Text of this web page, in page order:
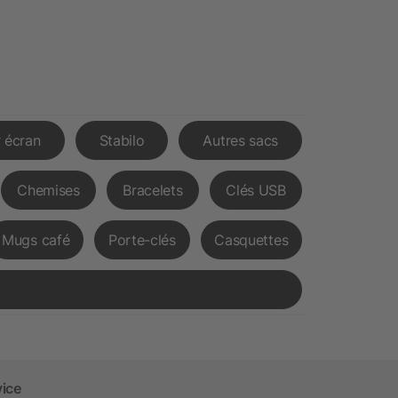
Stabilo Autres sacs
Chemises Bracelets Clés USB
Mugs café Porte-clés Casquettes